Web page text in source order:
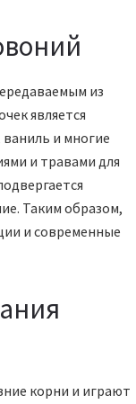
из
является
и многие
и травами для
Таким образом,
и современные
корни и играют